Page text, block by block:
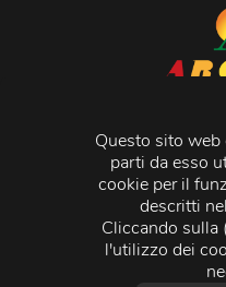
Questo sito
parti da esso
cookie per il
descritti
Cliccando sulla
l'utilizzo dei
Via Martiri
C.C.I.A.A. -
Registro delle
Fiscale e Partita Iva
Credits:Crea